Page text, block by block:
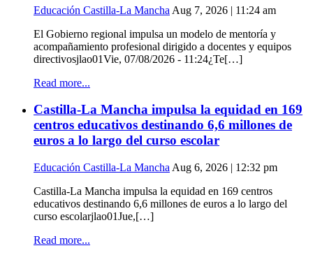
Educación Castilla-La Mancha Aug 7, 2026 | 11:24 am
El Gobierno regional impulsa un modelo de mentoría y
acompañamiento profesional dirigido a docentes y equipos
directivosjlao01Vie, 07/08/2026 - 11:24¿Te[…]
Read more...
Castilla-La Mancha impulsa la equidad en 169
centros educativos destinando 6,6 millones de
euros a lo largo del curso escolar
Educación Castilla-La Mancha Aug 6, 2026 | 12:32 pm
Castilla-La Mancha impulsa la equidad en 169 centros
educativos destinando 6,6 millones de euros a lo largo del
curso escolarjlao01Jue,[…]
Read more...